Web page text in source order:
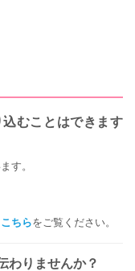
むことはできます
す。
こちらをご覧ください。
わりませんか？